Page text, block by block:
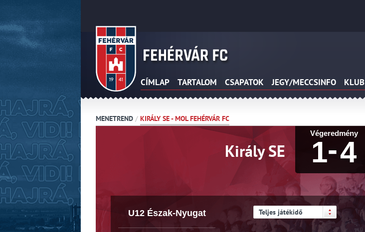
CÍMLAP TARTALOM CSAPATOK JEGY/MECCSINFO KLUB
MENETREND / KIRÁLY SE - MOL FEHÉRVÁR FC
Király SE
Végeredmény
1-4
U12 Észak-Nyugat Teljes játékidő